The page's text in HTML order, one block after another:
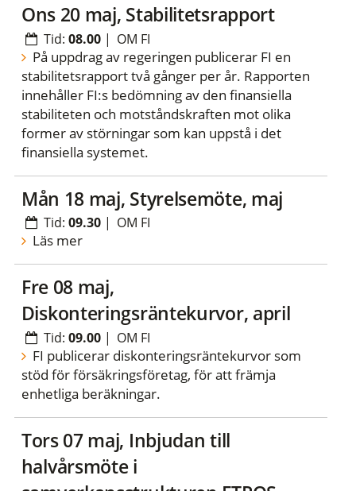
ons 20 maj, Stabilitetsrapport
Tid:08.00 | OM FI
På uppdrag av regeringen publicerar FI en
stabilitetsrapport två gånger per år. Rapporten
innehåller FI:s bedömning av den finansiella
stabiliteten och motståndskraften mot olika
former av störningar som kan uppstå i det
finansiella systemet.
mån 18 maj, Styrelsemöte, maj
Tid:09.30 | OM FI
Läs mer
fre 08 maj,
Diskonteringsräntekurvor, april
Tid:09.00 | OM FI
FI publicerar diskonteringsräntekurvor som
stöd för försäkringsföretag, för att främja
enhetliga beräkningar.
tors 07 maj, Inbjudan till
halvårsmöte i